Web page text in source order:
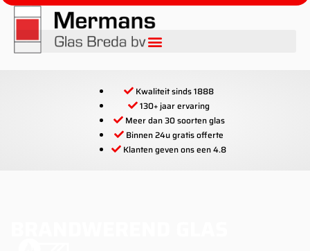
Kwaliteit sinds 1888
130+ jaar ervaring
Meer dan 30 soorten glas
Binnen 24u gratis offerte
Klanten geven ons een 4.8